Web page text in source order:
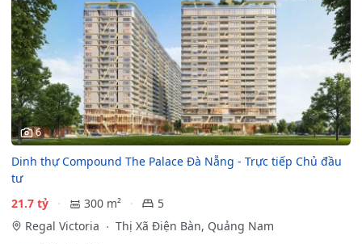
6
Dinh thự Compound The Palace Đà Nẵng - Trực tiếp Chủ đầu
tư
21.7 tỷ
300 m²
5
Regal Victoria
Thị Xã Điện Bàn, Quảng Nam